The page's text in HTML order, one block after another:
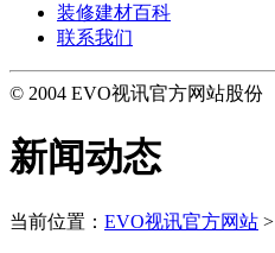
装修建材百科
联系我们
© 2004 EVO视讯官方网站股份
新闻动态
当前位置： EVO视讯官方网站 >